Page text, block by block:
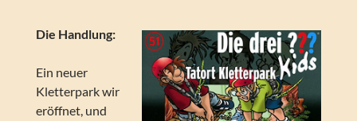
Die Handlung:
Ein neuer
Kletterpark wir
eröffnet, und